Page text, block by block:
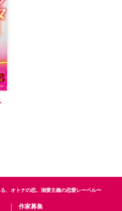
、オトナの恋。溺愛主義の恋愛レーベル〜
作家募集